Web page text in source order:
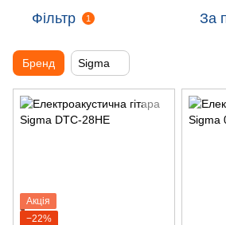
Фільтр 1 За
Бренд Sigma
Акція
−22%